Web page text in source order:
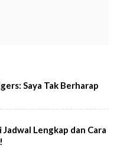
Saya Tak Berharap
Jadwal Lengkap dan Cara